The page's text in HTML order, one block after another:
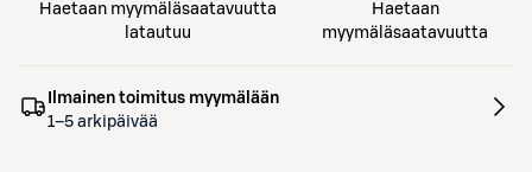
Haetaan myymäläsaatavuutta
latautuu
Haetaan
myymäläsaatavuutta
Ilmainen toimitus myymälään
1–5 arkipäivää